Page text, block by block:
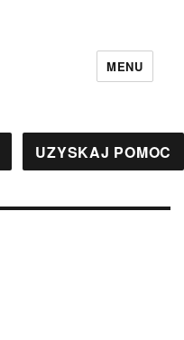
MENU
UZYSKAJ POMOC